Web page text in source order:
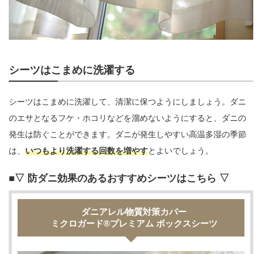
シーツはこまめに洗濯する
シーツはこまめに洗濯して、清潔に保つようにしましょう。ダニ
のエサとなるフケ・ホコリなどを溜めないようにすると、ダニの
発生は防ぐことができます。ダニが発生しやすい高温多湿の季節
は、 いつもより洗濯する回数を増やすとよいでしょう。
▽ 防ダニ効果のあるおすすめシーツはこちら ▽
ダニアレル物質対策カバー
ミクロガード®プレミアム ボックスシーツ